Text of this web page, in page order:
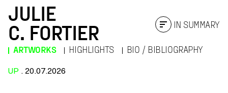
JULIE
C. FORTIER
ARTWORKS HIGHLIGHTS BIO / BIBLIOGRAPHY
IN SUMMARY
UP . 20.07.2026